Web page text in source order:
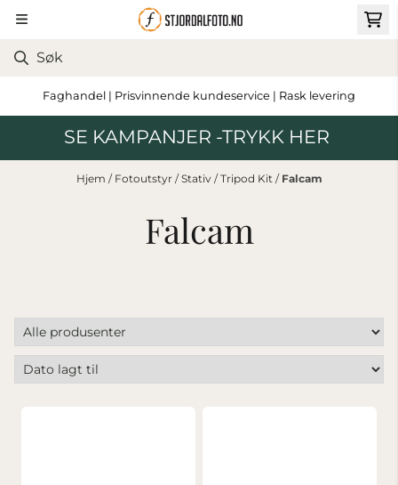
Hopp til innhold
Faghandel | Prisvinnende kundeservice | Rask levering
SE KAMPANJER -TRYKK HER
Hjem / Fotoutstyr /Stativ /Tripod Kit / Falcam
Falcam